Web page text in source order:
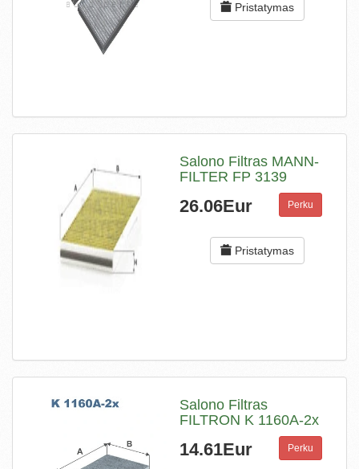
Pristatymas
Salono Filtras MANN-
FILTER FP 3139
26.06Eur Perku
Pristatymas
Salono Filtras
FILTRON K 1160A-2x
14.61Eur Perku